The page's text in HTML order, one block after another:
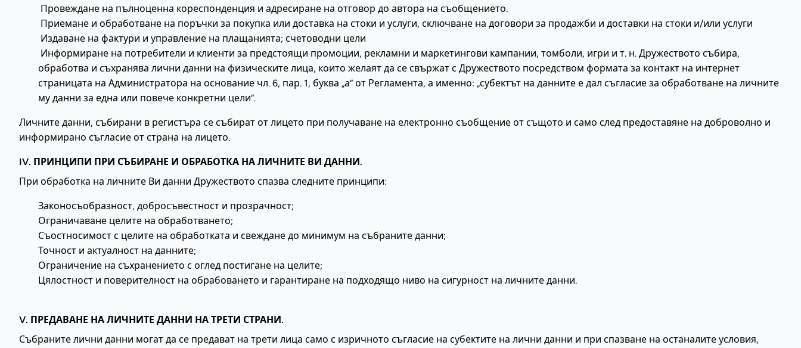
Провеждане на пълноценна кореспонденция и адресиране на отговор до автора на съобщението.
Приемане и обработване на поръчки за покупка или доставка на стоки и услуги, сключване на договори за продажби и доставки на стоки и/или услуги
Издаване на фактури и управление на плащанията; счетоводни цели
Информиране на потребители и клиенти за предстоящи промоции, рекламни и маркетингови кампании, томболи, игри и т. н. Дружеството събира,
обработва и съхранява лични данни на физическите лица, които желаят да се свържат с Дружеството посредством формата за контакт на интернет
страницата на Администратора на основание чл. 6, пар. 1, буква „а“ от Регламента, а именно: „субектът на данните е дал съгласие за обработване на личните
му данни за една или повече конкретни цели“.
Личните данни, събирани в регистъра се събират от лицето при получаване на електронно съобщение от същото и само след предоставяне на доброволно и
информирано съгласие от страна на лицето.
IV. ПРИНЦИПИ ПРИ СЪБИРАНЕ И ОБРАБОТКА НА ЛИЧНИТЕ ВИ ДАННИ.
При обработка на личните Ви данни Дружеството спазва следните принципи:
Законосъобразност, добросъвестност и прозрачност;
Ограничаване целите на обработването;
Съостносимост с целите на обработката и свеждане до минимум на събраните данни;
Точност и актуалност на данните;
Ограничение на съхранението с оглед постигане на целите;
Цялостност и поверителност на обрабоването и гарантиране на подходящо ниво на сигурност на личните данни.
V. ПРЕДАВАНЕ НА ЛИЧНИТЕ ДАННИ НА ТРЕТИ СТРАНИ.
Събраните лични данни могат да се предават на трети лица само с изричното съгласие на субектите на лични данни и при спазване на останалите условия,